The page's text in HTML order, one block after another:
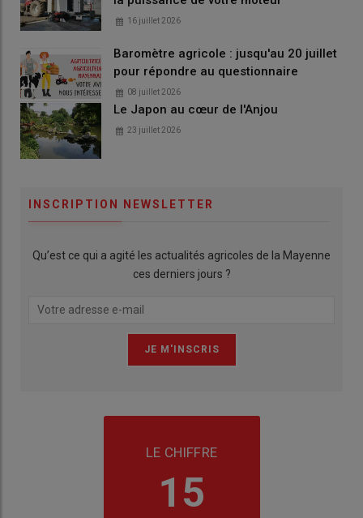
16 juillet 2026
Baromètre agricole : jusqu'au 20 juillet
pour répondre au questionnaire
08 juillet 2026
Le Japon au cœur de l'Anjou
23 juillet 2026
INSCRIPTION NEWSLETTER
Qu’est ce qui a agité les actualités agricoles de la Mayenne
ces derniers jours ?
LE CHIFFRE
15